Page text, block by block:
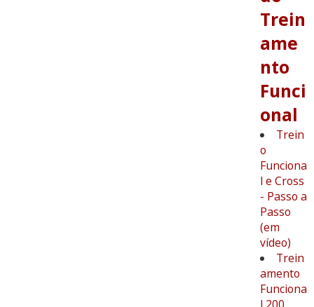
Trein
ame
nto
Funci
onal
Trein
o
Funciona
l e Cross
- Passo a
Passo
(em
vídeo)
Trein
amento
Funciona